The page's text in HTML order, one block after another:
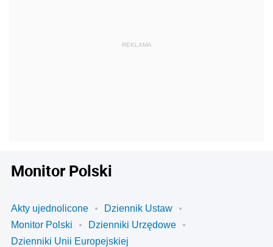
Monitor Polski
Akty ujednolicone
Dziennik Ustaw
Monitor Polski
Dzienniki Urzędowe
Dzienniki Unii Europejskiej